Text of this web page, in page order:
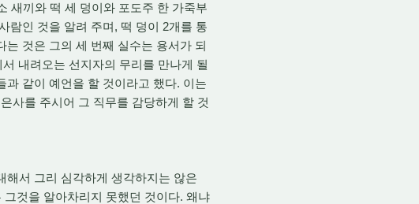
새끼와 떡 세 덩이와 포도주 한 가죽부
람인 것을 알려 주며, 떡 덩이 2개를 통
것은 그의 세 번째 실수는 용서가 되
내려오는 선지자의 무리를 만나게 될
같이 예언을 할 것이라고 했다. 이는
사를 주시어 그 직무를 감당하게 할 것
해서 그리 심각하게 생각하지는 않은
것을 알아차리지 못했던 것이다. 왜냐